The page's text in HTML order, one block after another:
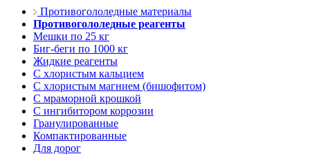
Противогололедные материалы
Противогололедные реагенты
Мешки по 25 кг
Биг-беги по 1000 кг
Жидкие реагенты
С хлористым кальцием
С хлористым магнием (бишофитом)
С мраморной крошкой
С ингибитором коррозии
Гранулированные
Компактированные
Для дорог